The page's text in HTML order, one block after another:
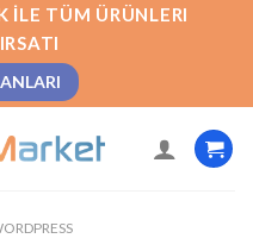
İLE TÜM ÜRÜNLERI